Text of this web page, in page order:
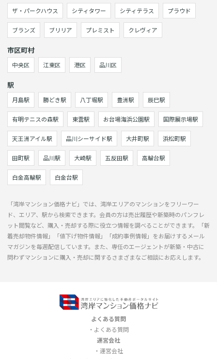
ザ・パークハウス シティタワー シティテラス プラウド
ブランズ ブリリア プレミスト クレヴィア
市区町村
中央区 江東区 港区 品川区
駅
月島駅 勝どき駅 八丁堀駅 豊洲駅 辰巳駅
有明テニスの森駅 東雲駅 お台場海浜公園駅 国際展示場駅
天王洲アイル駅 品川シーサイド駅 大井町駅 浜松町駅
田町駅 品川駅 大崎駅 五反田駅 高輪台駅
白金高輪駅 白金台駅
「湾岸マンション価格ナビ」では、湾岸エリアのマンションをフリーワー
ド、エリア、駅から検索できます。会員の方は売出履歴や新築時のパンフレ
ット閲覧など、購入・売却する際に役立つ情報を調べることができます。「新
着売却物件情報」「値下げ物件情報」「成約事例情報」をお届けするメール
マガジンを毎週配信しています。また、専任のエージェントが新築・中古に
問わずマンションに購入・売却に関するさまざまなご相談にお応えします。
よくある質問
よくある質問
運営会社
運営会社